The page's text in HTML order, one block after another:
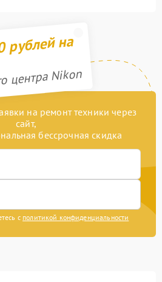
рублей на
центра Nikon
на ремонт техники через
сайт,
бессрочная скидка
с политикой конфиденциальности